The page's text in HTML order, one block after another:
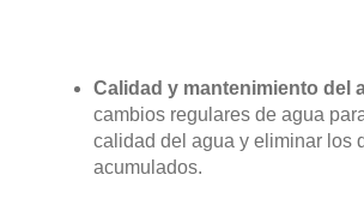
Calidad y mantenimiento del
cambios regulares de agua
calidad del agua y eliminar los
acumulados.